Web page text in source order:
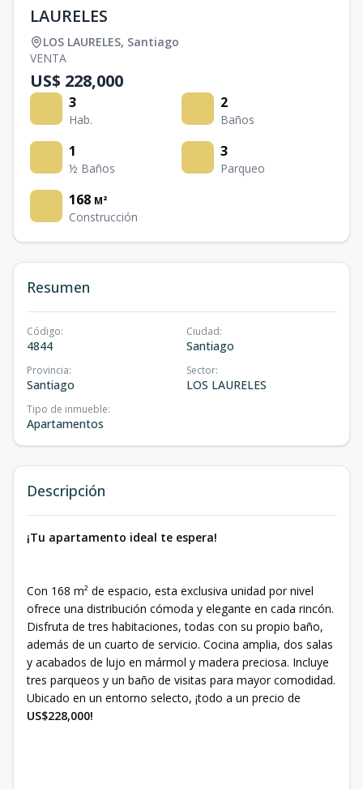
LAURELES
LOS LAURELES, Santiago
VENTA
US$ 228,000
3
Hab.
2
Baños
1
½ Baños
3
Parqueo
168 M²
Construcción
Resumen
Código:
4844
Ciudad:
Santiago
Provincia:
Santiago
Sector:
LOS LAURELES
Tipo de inmueble:
Apartamentos
Descripción
¡Tu apartamento ideal te espera!
Con 168 m² de espacio, esta exclusiva unidad por nivel
ofrece una distribución cómoda y elegante en cada rincón.
Disfruta de tres habitaciones, todas con su propio baño,
además de un cuarto de servicio. Cocina amplia, dos salas
y acabados de lujo en mármol y madera preciosa. Incluye
tres parqueos y un baño de visitas para mayor comodidad.
Ubicado en un entorno selecto, ¡todo a un precio de
US$228,000!